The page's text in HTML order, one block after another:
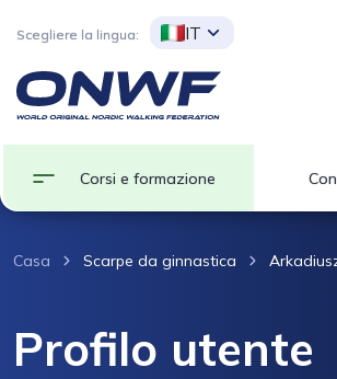
Scegliere la lingua: IT
Corsi e formazione
Casa Scarpe da ginnastica
Profilo utente